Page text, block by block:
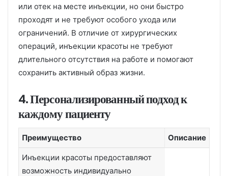
или отек на месте инъекции, но они быстро
проходят и не требуют особого ухода или
ограничений. В отличие от хирургических
операций, инъекции красоты не требуют
длительного отсутствия на работе и помогают
сохранить активный образ жизни.
4. Персонализированный подход к
каждому пациенту
Преимущество Описание
Инъекции красоты предоставляют
возможность индивидуально